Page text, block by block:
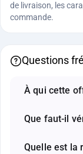
de livraison, les
commande.
Questions
À qui cette
Que faut-il
Quelle est la